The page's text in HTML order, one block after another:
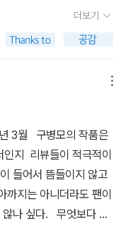
마주한 적 없는 존재의
어 오르게 하고 마침내
자님일 거야. 그런데 마
자님은 누구를 위해
품이 되어서 아침 햇살
춥다는 이유로도 겨울
즘엔 코로나19 확진
, 잠깐이라도 나가서 걷
해가 질 시간이 되었
지금은 17분인데, 아
지나고 나면 그렇게 될
다. 자외선을 많이 보는
울엔 햇볕이 있는 시간
. 하지만 낮에는 그럴
러서 나가기 귀찮기도
볍게 걷던 시기가 그립
더보기
3월 구병모의 작품은
지 리뷰들이 적극적이
들어서 뜸들이지 않고
까지는 아니더라도 팬이
않나 싶다. 무엇보다 아